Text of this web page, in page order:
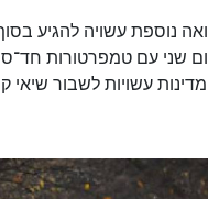
יום שני עם טמפרטורות